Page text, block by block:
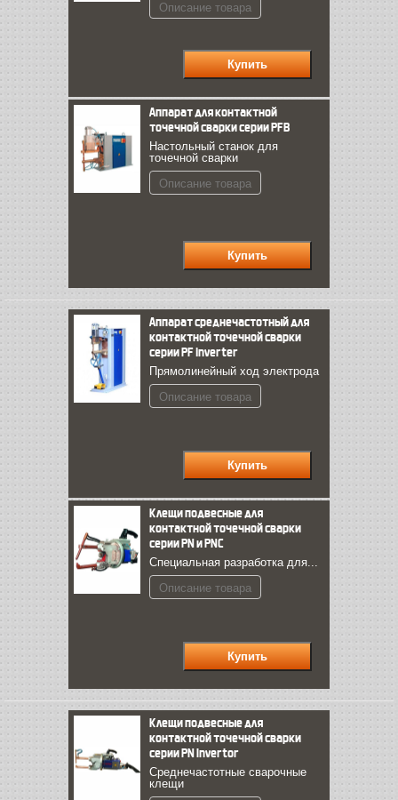
Описание товара
Аппарат для контактной
точечной сварки серии РFB
Настольный станок для
точечной сварки
Описание товара
Аппарат среднечастотный для
контактной точечной сварки
серии PF inverter
Прямолинейный ход электрода
Описание товара
Клещи подвесные для
контактной точечной сварки
серии PN и PNС
Специальная разработка для...
Описание товара
Клещи подвесные для
контактной точечной сварки
серии РN Invertor
Среднечастотные сварочные
клещи